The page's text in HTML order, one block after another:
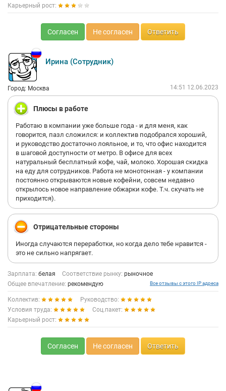
Карьерный рост:
Согласен Не согласен Ответить
Ирина (Сотрудник)
Город: Москва 14:51 12.06.2023
Плюсы в работе
Работаю в компании уже больше года - и для меня, как
говорится, пазл сложился: и коллектив подобрался хороший,
и руководство достаточно лояльное, и то, что офис находится
в шаговой доступности от метро. В офисе для всех
натуральный бесплатный кофе, чай, молоко. Хорошая скидка
на еду для сотрудников. Работа не монотонная - у компании
постоянно открываются новые кофейни, совсем недавно
открылось новое направление обжарки кофе. Т.ч. скучать не
приходится).
Отрицательные стороны
Иногда случаются переработки, но когда дело тебе нравится -
это не сильно напрягает.
Зарплата: белая Соответствие рынку: рыночное
Общее впечатление: рекомендую Все отзывы с этого IP адреса
Коллектив:
Руководство:
Условия труда:
Соц.пакет:
Карьерный рост:
Согласен Не согласен Ответить